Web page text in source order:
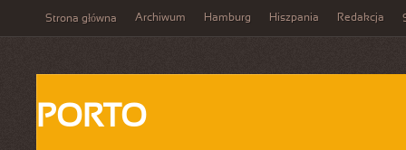
Strona główna Archiwum Hamburg Hiszpania Redakcja
PORTO